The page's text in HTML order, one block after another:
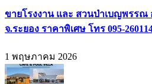
ขายโรงงาน และ สวนป่าเบญพรรณ
จ.ระยอง ราคาพิเศษ โทร 095-
1 พฤษภาคม 2026